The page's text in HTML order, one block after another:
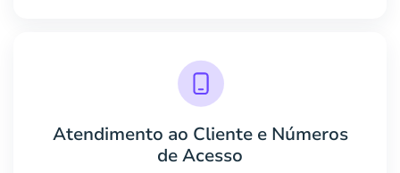
Atendimento ao Cliente e Números
de Acesso